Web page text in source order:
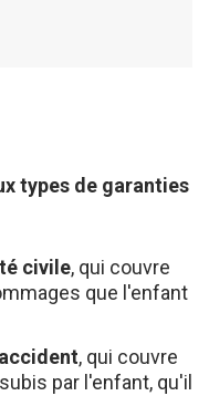
que l'enfant
par l'enfant, qu'il